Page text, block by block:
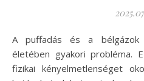
A puffadás és a bélgázok megjelenése sok ember
életében gyakori probléma.
fizikai kényelmetlenséget